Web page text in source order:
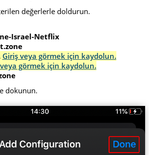
değerlerle doldurun.
Israel-Netflix
Giriş veya görmek için kaydolun.
görmek için kaydolun.
dokunun.